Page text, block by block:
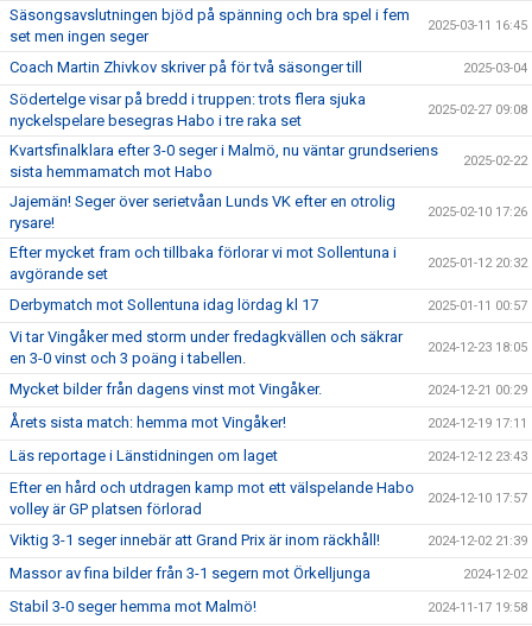
Säsongsavslutningen bjöd på spänning och bra spel i fem
set men ingen seger
2025-03-11 16:45
Coach Martin Zhivkov skriver på för två säsonger till 2025-03-04
Södertelge visar på bredd i truppen: trots flera sjuka
nyckelspelare besegras Habo i tre raka set
2025-02-27 09:08
Kvartsfinalklara efter 3-0 seger i Malmö, nu väntar grundseriens
sista hemmamatch mot Habo
2025-02-22
Jajemän! Seger över serietvåan Lunds VK efter en otrolig
rysare!
2025-02-10 17:26
Efter mycket fram och tillbaka förlorar vi mot Sollentuna i
avgörande set
2025-01-12 20:32
Derbymatch mot Sollentuna idag lördag kl 17 2025-01-11 00:57
Vi tar Vingåker med storm under fredagkvällen och säkrar
en 3-0 vinst och 3 poäng i tabellen.
2024-12-23 18:05
Mycket bilder från dagens vinst mot Vingåker. 2024-12-21 00:29
Årets sista match: hemma mot Vingåker! 2024-12-19 17:11
Läs reportage i Länstidningen om laget 2024-12-12 23:43
Efter en hård och utdragen kamp mot ett välspelande Habo
volley är GP platsen förlorad
2024-12-10 17:57
Viktig 3-1 seger innebär att Grand Prix är inom räckhåll! 2024-12-02 21:39
Massor av fina bilder från 3-1 segern mot Örkelljunga 2024-12-02
Stabil 3-0 seger hemma mot Malmö! 2024-11-17 19:58